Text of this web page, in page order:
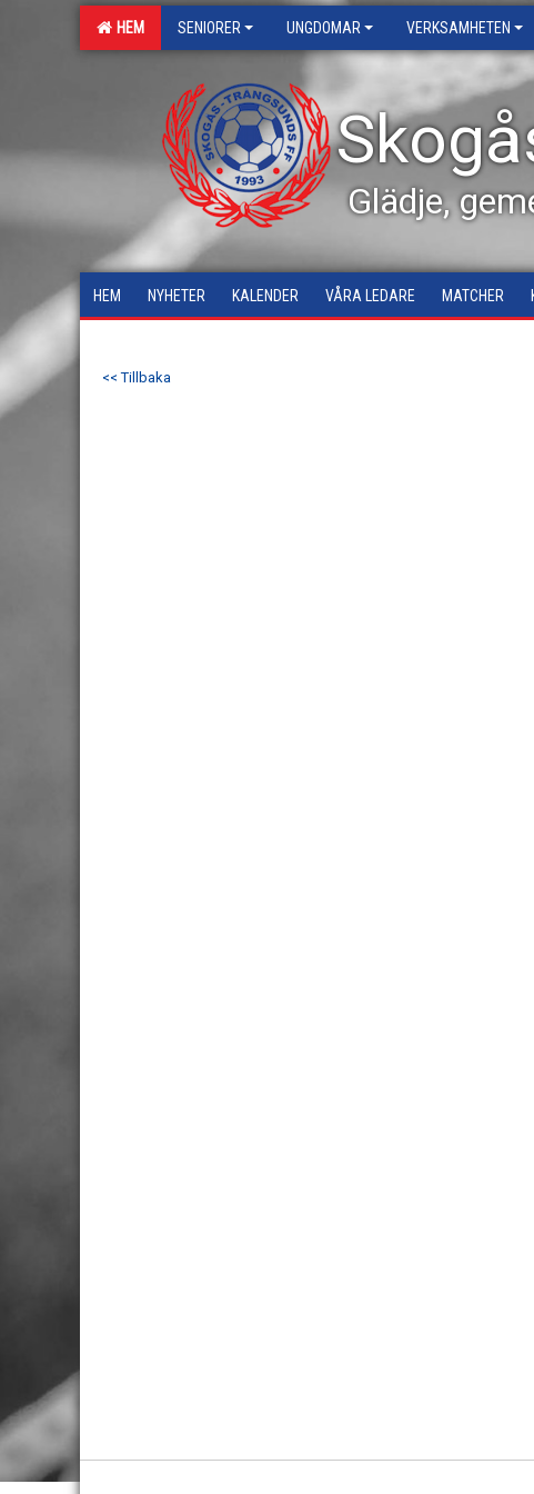
HEM SENIORER UNGDOMAR VERKSAMHETEN
Glädje,
HEM NYHETER KALENDER VÅRA LEDARE MATCHER
<< Tillbaka